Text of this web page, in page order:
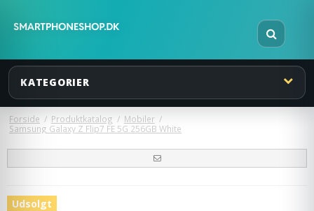
KATEGORIER
Forside / Produktkatalog / Mobiler /
Samsung Galaxy Z Flip7 FE 5G 256GB White
Udsolgt